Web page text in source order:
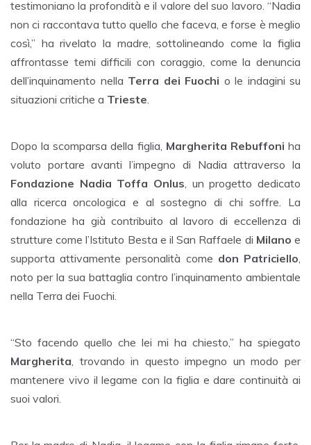
testimoniano la profondità e il valore del suo lavoro. “Nadia
non ci raccontava tutto quello che faceva, e forse è meglio
così,” ha rivelato la madre, sottolineando come la figlia
affrontasse temi difficili con coraggio, come la denuncia
dell’inquinamento nella Terra dei Fuochi o le indagini su
situazioni critiche a Trieste.
Dopo la scomparsa della figlia, Margherita Rebuffoni ha
voluto portare avanti l’impegno di Nadia attraverso la
Fondazione Nadia Toffa Onlus, un progetto dedicato
alla ricerca oncologica e al sostegno di chi soffre. La
fondazione ha già contribuito al lavoro di eccellenza di
strutture come l’Istituto Besta e il San Raffaele di Milano e
supporta attivamente personalità come don Patriciello,
noto per la sua battaglia contro l’inquinamento ambientale
nella Terra dei Fuochi.
“Sto facendo quello che lei mi ha chiesto,” ha spiegato
Margherita, trovando in questo impegno un modo per
mantenere vivo il legame con la figlia e dare continuità ai
suoi valori.